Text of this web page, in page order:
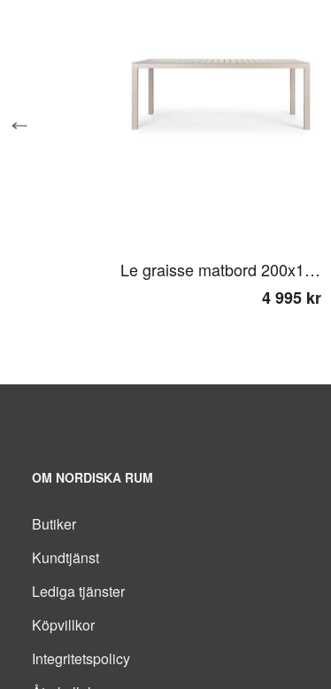
Le graisse matbord 200x100cm beige
4 995 kr
OM NORDISKA RUM
Butiker
Kundtjänst
Lediga tjänster
Köpvillkor
Integritetspolicy